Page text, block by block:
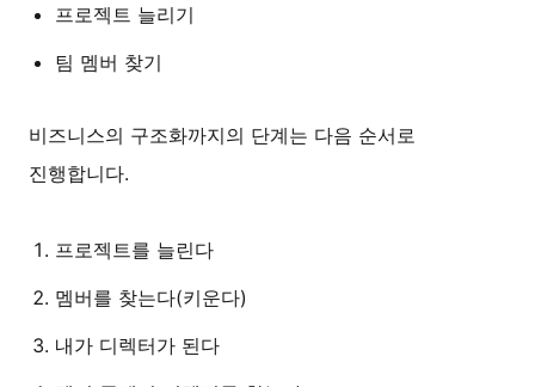
프로젝트 늘리기
팀 멤버 찾기
비즈니스의 구조화까지의 단계는 다음 순서로
진행합니다.
프로젝트를 늘린다
멤버를 찾는다(키운다)
내가 디렉터가 된다